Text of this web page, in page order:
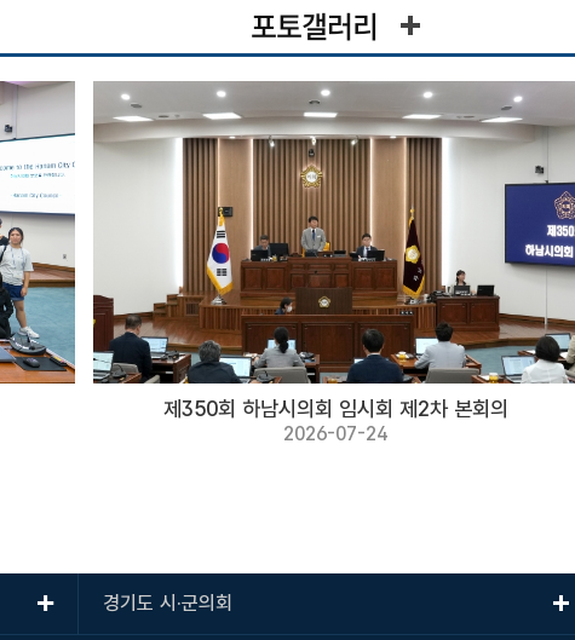
포토갤러리
제350회 하남시의회 임시회 제2차 본회의
2026-07-24
경기도 시·군의회